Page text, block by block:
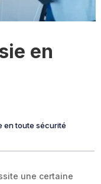
en
en toute sécurité
une certaine